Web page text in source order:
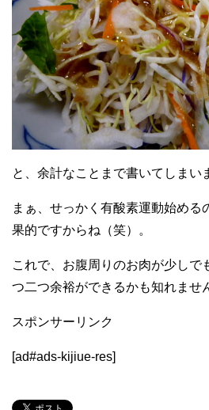
と、余計なことまで書いてしまい
まぁ、せっかく有酸素運動始める
果的ですからね（笑）。
これで、お腹周りのお肉が少しで
つ二つ余裕ができるかも知れませ
スポンサーリンク
[ad#ads-kijiue-res]